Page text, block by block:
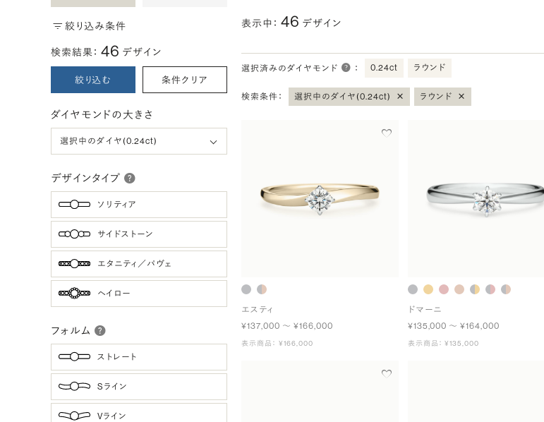
絞り込み条件
検索結果： 46 デザイン
絞り込む 条件クリア
ダイヤモンドの大きさ
デザインタイプ
ソリティア
サイドストーン
エタニティ／パヴェ
ヘイロー
フォルム
ストレート
Sライン
Vライン
表示中： 46 デザイン
選択済みのダイヤモンド ： 0.24ct ラウンド
検索条件： 選択中のダイヤ(0.24ct) × ラウンド ×
エスティ
¥137,000 〜 ¥166,000
表示商品： ¥166,000
ドマーニ
¥135,000 〜 ¥164,000
表示商品： ¥135,000